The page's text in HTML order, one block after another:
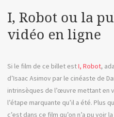
I, Robot ou la
vidéo en ligne
Si le film de ce billet estI, Robot,
d’Isaac Asimov par le cinéaste de
intrinsèques de l’œuvre mettant en
l’étape marquante qu’il a été. Plus
c’est dans ce film qu’on n’a pu voir